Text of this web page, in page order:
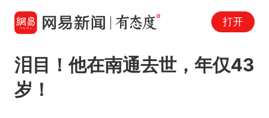
打开
泪目！他在南通去世，年仅43
岁！